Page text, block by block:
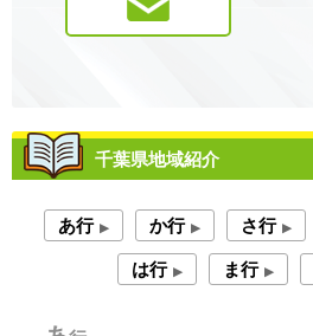
千葉県地域紹介
あ行 ▶︎ か行 ▶︎ さ行 ▶︎
は行 ▶︎ ま行 ▶︎